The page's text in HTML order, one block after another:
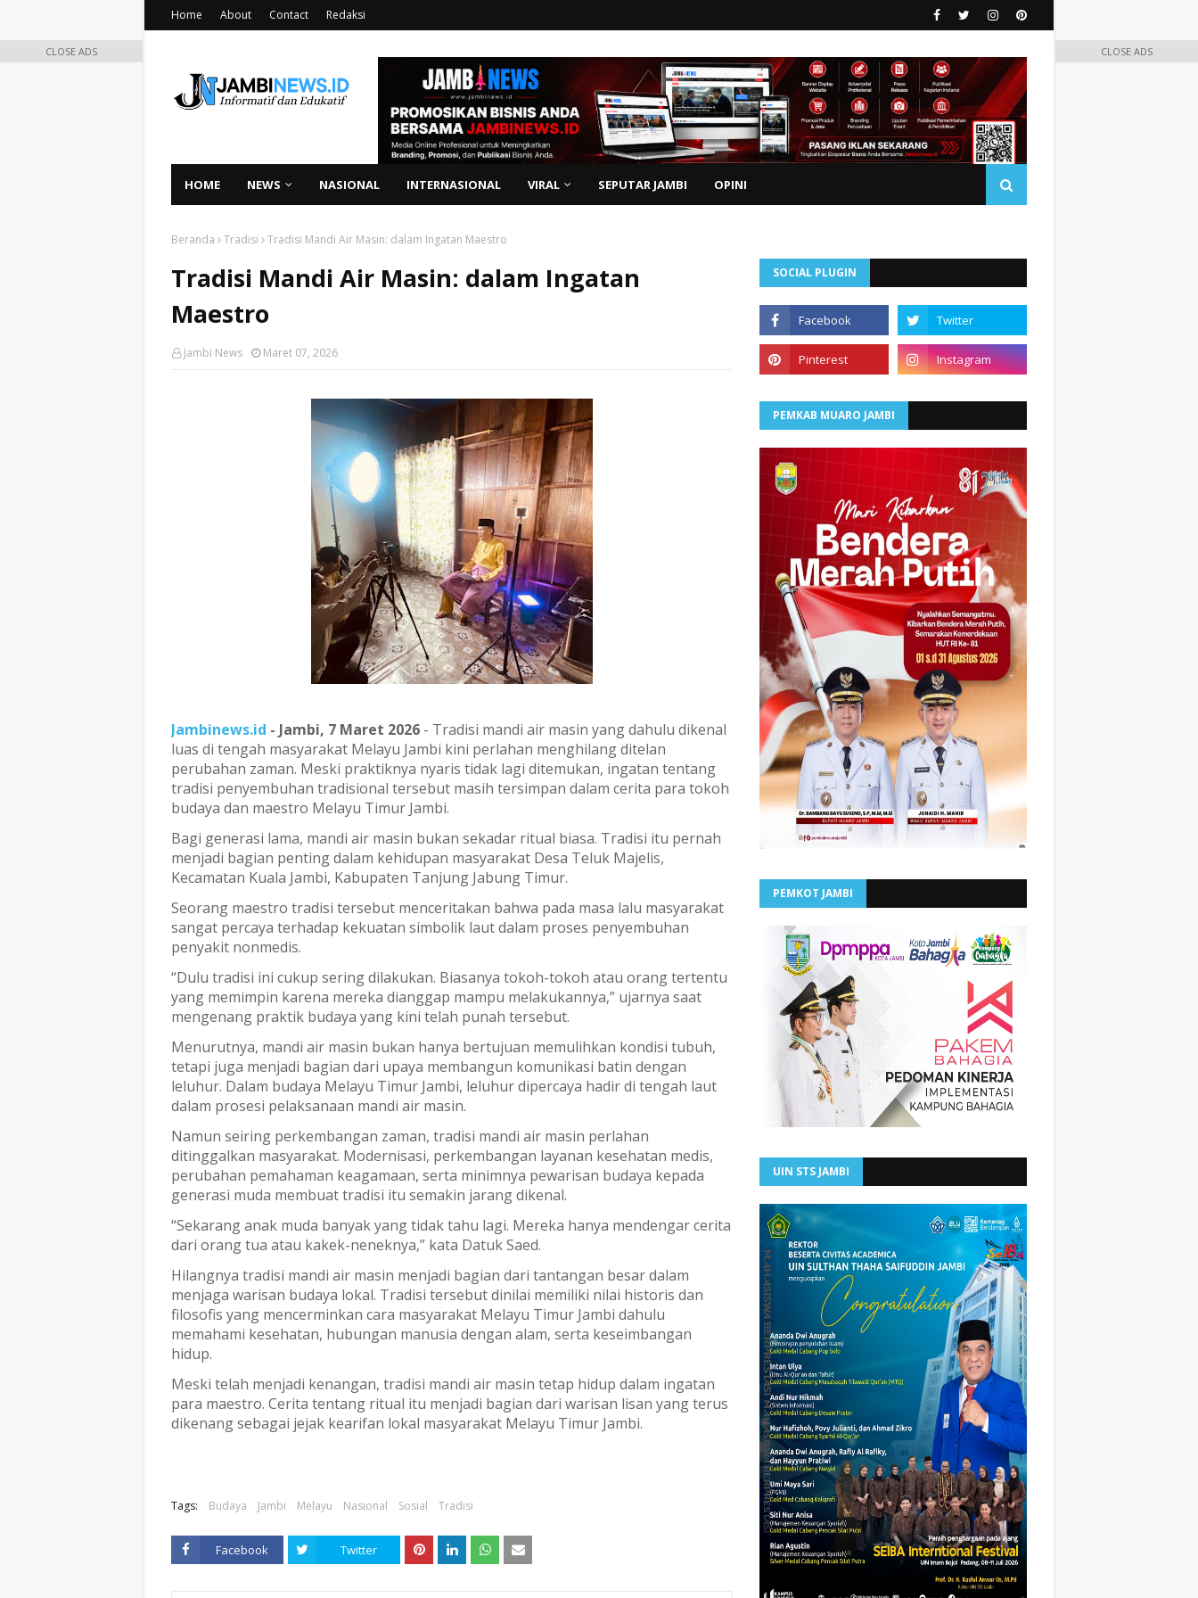
Home About Contact Redaksi
HOME NEWS NASIONAL INTERNASIONAL VIRAL SEPUTAR JAMBI OPINI
Beranda Tradisi Tradisi Mandi Air Masin: dalam Ingatan Maestro
Tradisi Mandi Air Masin: dalam Ingatan
Maestro
Jambi News Maret 07, 2026
Jambinews.id - Jambi, 7 Maret 2026 - Tradisi mandi air masin yang dahulu dikenal
luas di tengah masyarakat Melayu Jambi kini perlahan menghilang ditelan
perubahan zaman. Meski praktiknya nyaris tidak lagi ditemukan, ingatan tentang
tradisi penyembuhan tradisional tersebut masih tersimpan dalam cerita para tokoh
budaya dan maestro Melayu Timur Jambi.
Bagi generasi lama, mandi air masin bukan sekadar ritual biasa. Tradisi itu pernah
menjadi bagian penting dalam kehidupan masyarakat Desa Teluk Majelis,
Kecamatan Kuala Jambi, Kabupaten Tanjung Jabung Timur.
Seorang maestro tradisi tersebut menceritakan bahwa pada masa lalu masyarakat
sangat percaya terhadap kekuatan simbolik laut dalam proses penyembuhan
penyakit nonmedis.
“Dulu tradisi ini cukup sering dilakukan. Biasanya tokoh-tokoh atau orang tertentu
yang memimpin karena mereka dianggap mampu melakukannya,” ujarnya saat
mengenang praktik budaya yang kini telah punah tersebut.
Menurutnya, mandi air masin bukan hanya bertujuan memulihkan kondisi tubuh,
tetapi juga menjadi bagian dari upaya membangun komunikasi batin dengan
leluhur. Dalam budaya Melayu Timur Jambi, leluhur dipercaya hadir di tengah laut
dalam prosesi pelaksanaan mandi air masin.
Namun seiring perkembangan zaman, tradisi mandi air masin perlahan
ditinggalkan masyarakat. Modernisasi, perkembangan layanan kesehatan medis,
perubahan pemahaman keagamaan, serta minimnya pewarisan budaya kepada
generasi muda membuat tradisi itu semakin jarang dikenal.
“Sekarang anak muda banyak yang tidak tahu lagi. Mereka hanya mendengar cerita
dari orang tua atau kakek-neneknya,” kata Datuk Saed.
Hilangnya tradisi mandi air masin menjadi bagian dari tantangan besar dalam
menjaga warisan budaya lokal. Tradisi tersebut dinilai memiliki nilai historis dan
filosofis yang mencerminkan cara masyarakat Melayu Timur Jambi dahulu
memahami kesehatan, hubungan manusia dengan alam, serta keseimbangan
hidup.
Meski telah menjadi kenangan, tradisi mandi air masin tetap hidup dalam ingatan
para maestro. Cerita tentang ritual itu menjadi bagian dari warisan lisan yang terus
dikenang sebagai jejak kearifan lokal masyarakat Melayu Timur Jambi.
Tags: Budaya Jambi Melayu Nasional Sosial Tradisi
Facebook Twitter
CLOSE ADS CLOSE ADS
SOCIAL PLUGIN
PEMKAB MUARO JAMBI
PEMKOT JAMBI
UIN STS JAMBI